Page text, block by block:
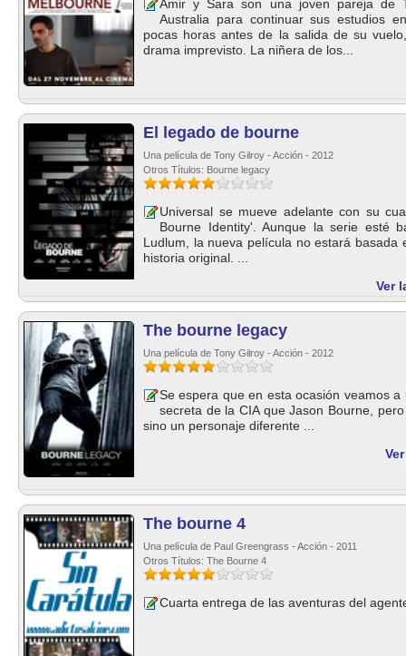
Amir y Sara son una joven pareja de
Australia para continuar sus estudios
pocas horas antes de la salida de su
drama imprevisto. La niñera de los...
El legado de bourne
Una película de Tony Gilroy - Acción - 2012
Otros Títulos: Bourne legacy
Universal se mueve adelante con su
Bourne Identity'. Aunque la serie esté
Ludlum, la nueva película no estará
historia original. ...
Ver
The bourne legacy
Una película de Tony Gilroy - Acción - 2012
Se espera que en esta ocasión veamos
secreta de la CIA que Jason Bourne,
sino un personaje diferente ...
The bourne 4
Una película de Paul Greengrass - Acción - 2011
Otros Títulos: The Bourne 4
Cuarta entrega de las aventuras del